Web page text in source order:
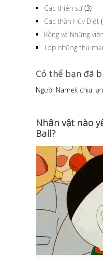
Các thiên sứ (3)
Các thần Hủy Diệt
Rồng và Những
Top những thứ
Có thể bạn đã
Người Namek chịu
Nhân vật nào
Ball?